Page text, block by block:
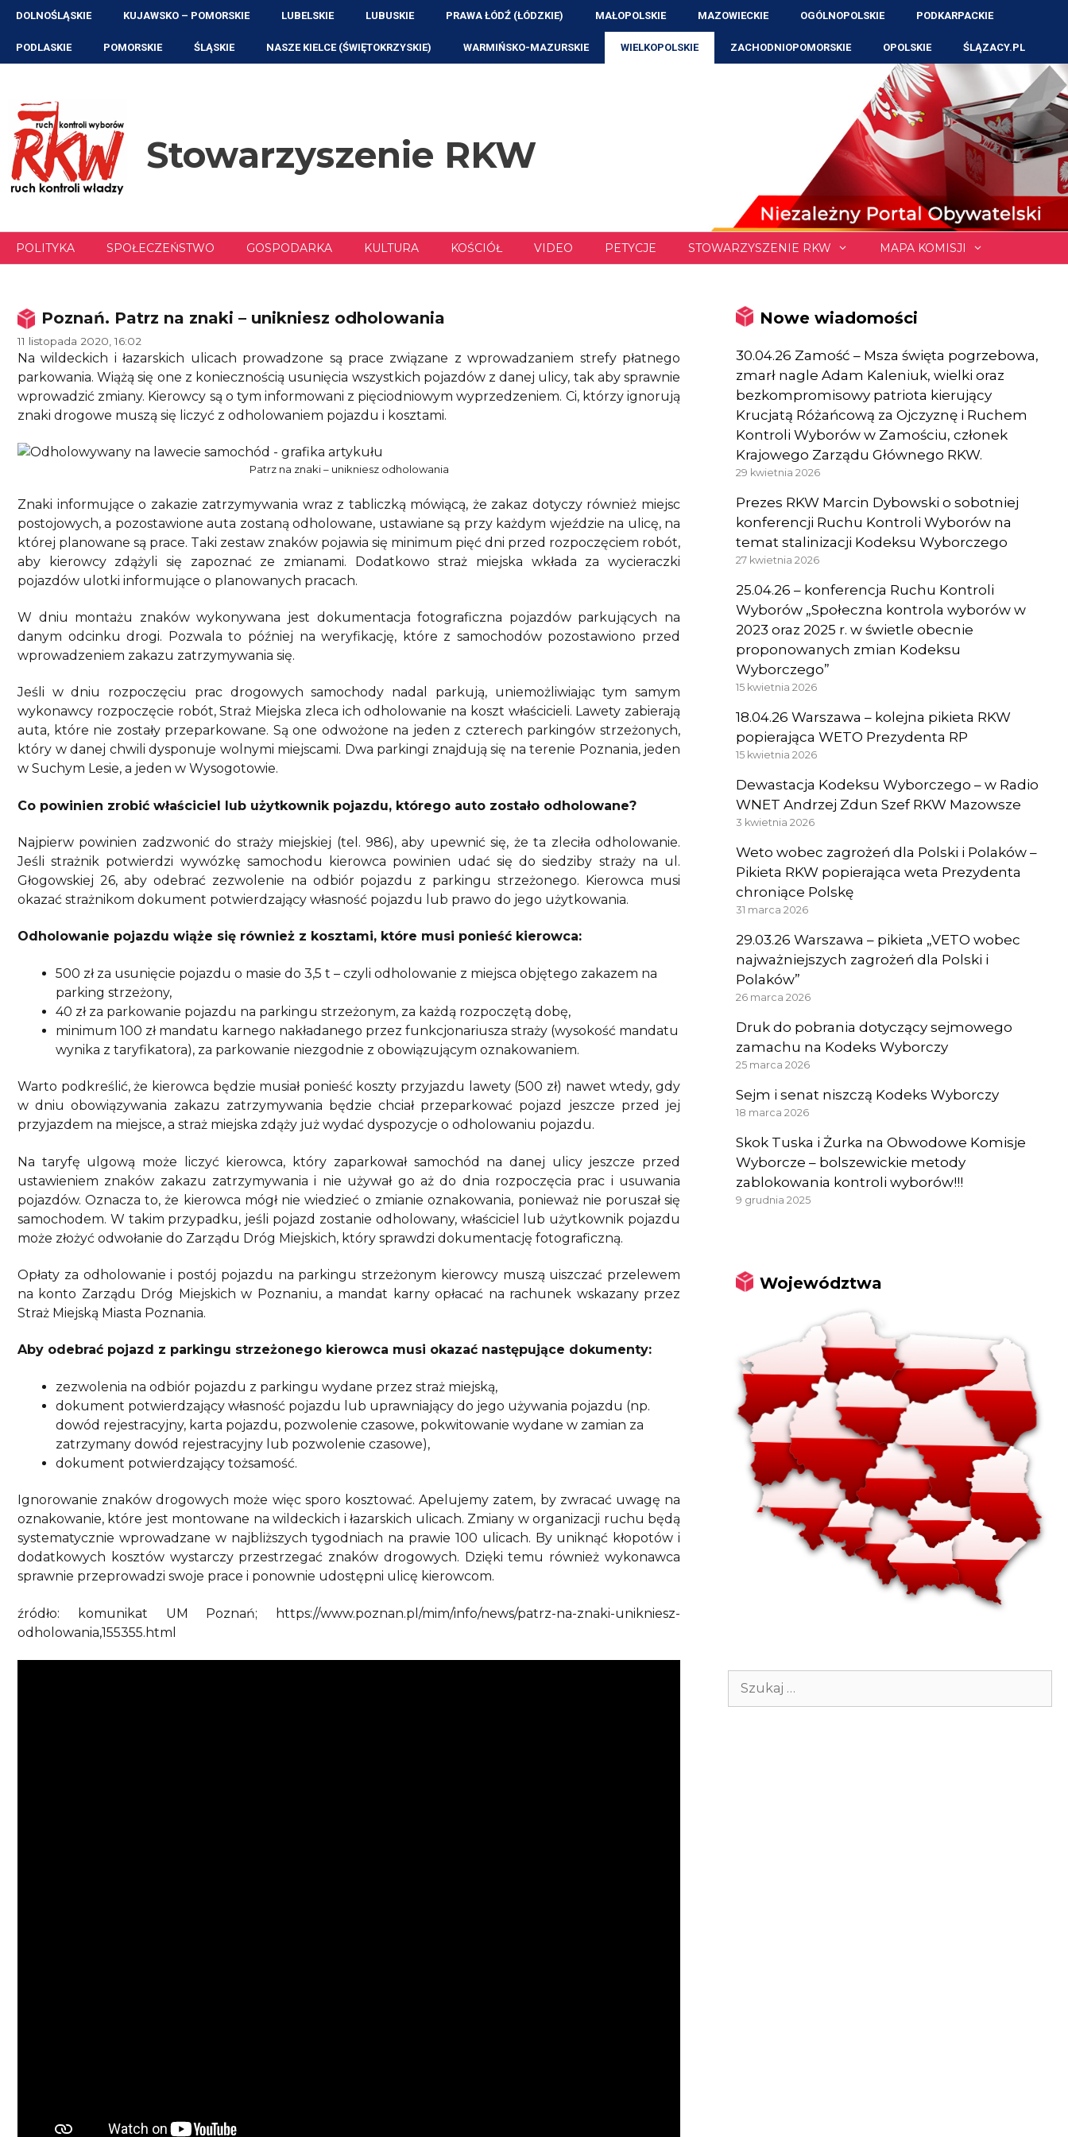
Przejdź
treści
DOLNOŚLĄSKIE KUJAWSKO – POMORSKIE LUBELSKIE LUBUSKIE PRAWA ŁÓDŹ (ŁÓDZKIE) MAŁOPOLSKIE MAZOWIECKIE OGÓLNOPOLSKIE PODKARPACKIE
PODLASKIE POMORSKIE ŚLĄSKIE NASZE KIELCE (ŚWIĘTOKRZYSKIE) WARMIŃSKO-MAZURSKIE WIELKOPOLSKIE ZACHODNIOPOMORSKIE OPOLSKIE ŚLĄZACY.PL
Stowarzyszenie RKW
POLITYKA SPOŁECZEŃSTWO GOSPODARKA KULTURA KOŚCIÓŁ VIDEO PETYCJE STOWARZYSZENIE RKW MAPA KOMISJI
Poznań. Patrz na znaki – unikniesz odholowania
11 listopada 2020, 16:02
Na wildeckich i łazarskich ulicach prowadzone są prace związane z wprowadzaniem strefy płatnego
parkowania. Wiążą się one z koniecznością usunięcia wszystkich pojazdów z danej ulicy, tak aby sprawnie
wprowadzić zmiany. Kierowcy są o tym informowani z pięciodniowym wyprzedzeniem. Ci, którzy ignorują
znaki drogowe muszą się liczyć z odholowaniem pojazdu i kosztami.
Patrz na znaki – unikniesz odholowania
Znaki informujące o zakazie zatrzymywania wraz z tabliczką mówiącą, że zakaz dotyczy również miejsc
postojowych, a pozostawione auta zostaną odholowane, ustawiane są przy każdym wjeździe na ulicę, na
której planowane są prace. Taki zestaw znaków pojawia się minimum pięć dni przed rozpoczęciem robót,
aby kierowcy zdążyli się zapoznać ze zmianami. Dodatkowo straż miejska wkłada za wycieraczki
pojazdów ulotki informujące o planowanych pracach.
W dniu montażu znaków wykonywana jest dokumentacja fotograficzna pojazdów parkujących na
danym odcinku drogi. Pozwala to później na weryfikację, które z samochodów pozostawiono przed
wprowadzeniem zakazu zatrzymywania się.
Jeśli w dniu rozpoczęciu prac drogowych samochody nadal parkują, uniemożliwiając tym samym
wykonawcy rozpoczęcie robót, Straż Miejska zleca ich odholowanie na koszt właścicieli. Lawety zabierają
auta, które nie zostały przeparkowane. Są one odwożone na jeden z czterech parkingów strzeżonych,
który w danej chwili dysponuje wolnymi miejscami. Dwa parkingi znajdują się na terenie Poznania, jeden
w Suchym Lesie, a jeden w Wysogotowie.
Co powinien zrobić właściciel lub użytkownik pojazdu, którego auto zostało odholowane?
Najpierw powinien zadzwonić do straży miejskiej (tel. 986), aby upewnić się, że ta zleciła odholowanie.
Jeśli strażnik potwierdzi wywózkę samochodu kierowca powinien udać się do siedziby straży na ul.
Głogowskiej 26, aby odebrać zezwolenie na odbiór pojazdu z parkingu strzeżonego. Kierowca musi
okazać strażnikom dokument potwierdzający własność pojazdu lub prawo do jego użytkowania.
Odholowanie pojazdu wiąże się również z kosztami, które musi ponieść kierowca:
500 zł za usunięcie pojazdu o masie do 3,5 t – czyli odholowanie z miejsca objętego zakazem na
parking strzeżony,
40 zł za parkowanie pojazdu na parkingu strzeżonym, za każdą rozpoczętą dobę,
minimum 100 zł mandatu karnego nakładanego przez funkcjonariusza straży (wysokość mandatu
wynika z taryfikatora), za parkowanie niezgodnie z obowiązującym oznakowaniem.
Warto podkreślić, że kierowca będzie musiał ponieść koszty przyjazdu lawety (500 zł) nawet wtedy, gdy
w dniu obowiązywania zakazu zatrzymywania będzie chciał przeparkować pojazd jeszcze przed jej
przyjazdem na miejsce, a straż miejska zdąży już wydać dyspozycje o odholowaniu pojazdu.
Na taryfę ulgową może liczyć kierowca, który zaparkował samochód na danej ulicy jeszcze przed
ustawieniem znaków zakazu zatrzymywania i nie używał go aż do dnia rozpoczęcia prac i usuwania
pojazdów. Oznacza to, że kierowca mógł nie wiedzieć o zmianie oznakowania, ponieważ nie poruszał się
samochodem. W takim przypadku, jeśli pojazd zostanie odholowany, właściciel lub użytkownik pojazdu
może złożyć odwołanie do Zarządu Dróg Miejskich, który sprawdzi dokumentację fotograficzną.
Opłaty za odholowanie i postój pojazdu na parkingu strzeżonym kierowcy muszą uiszczać przelewem
na konto Zarządu Dróg Miejskich w Poznaniu, a mandat karny opłacać na rachunek wskazany przez
Straż Miejską Miasta Poznania.
Aby odebrać pojazd z parkingu strzeżonego kierowca musi okazać następujące dokumenty:
zezwolenia na odbiór pojazdu z parkingu wydane przez straż miejską,
dokument potwierdzający własność pojazdu lub uprawniający do jego używania pojazdu (np.
dowód rejestracyjny, karta pojazdu, pozwolenie czasowe, pokwitowanie wydane w zamian za
zatrzymany dowód rejestracyjny lub pozwolenie czasowe),
dokument potwierdzający tożsamość.
Ignorowanie znaków drogowych może więc sporo kosztować. Apelujemy zatem, by zwracać uwagę na
oznakowanie, które jest montowane na wildeckich i łazarskich ulicach. Zmiany w organizacji ruchu będą
systematycznie wprowadzane w najbliższych tygodniach na prawie 100 ulicach. By uniknąć kłopotów i
dodatkowych kosztów wystarczy przestrzegać znaków drogowych. Dzięki temu również wykonawca
sprawnie przeprowadzi swoje prace i ponownie udostępni ulicę kierowcom.
źródło: komunikat UM Poznań; https://www.poznan.pl/mim/info/news/patrz-na-znaki-unikniesz-
odholowania,155355.html
Nowe wiadomości
30.04.26 Zamość – Msza święta pogrzebowa,
zmarł nagle Adam Kaleniuk, wielki oraz
bezkompromisowy patriota kierujący
Krucjatą Różańcową za Ojczyznę i Ruchem
Kontroli Wyborów w Zamościu, członek
Krajowego Zarządu Głównego RKW.
29 kwietnia 2026
Prezes RKW Marcin Dybowski o sobotniej
konferencji Ruchu Kontroli Wyborów na
temat stalinizacji Kodeksu Wyborczego
27 kwietnia 2026
25.04.26 – konferencja Ruchu Kontroli
Wyborów „Społeczna kontrola wyborów w
2023 oraz 2025 r. w świetle obecnie
proponowanych zmian Kodeksu
Wyborczego”
15 kwietnia 2026
18.04.26 Warszawa – kolejna pikieta RKW
popierająca WETO Prezydenta RP
15 kwietnia 2026
Dewastacja Kodeksu Wyborczego – w Radio
WNET Andrzej Zdun Szef RKW Mazowsze
3 kwietnia 2026
Weto wobec zagrożeń dla Polski i Polaków –
Pikieta RKW popierająca weta Prezydenta
chroniące Polskę
31 marca 2026
29.03.26 Warszawa – pikieta „VETO wobec
najważniejszych zagrożeń dla Polski i
Polaków”
26 marca 2026
Druk do pobrania dotyczący sejmowego
zamachu na Kodeks Wyborczy
25 marca 2026
Sejm i senat niszczą Kodeks Wyborczy
18 marca 2026
Skok Tuska i Żurka na Obwodowe Komisje
Wyborcze – bolszewickie metody
zablokowania kontroli wyborów!!!
9 grudnia 2025
Województwa
Szukaj: